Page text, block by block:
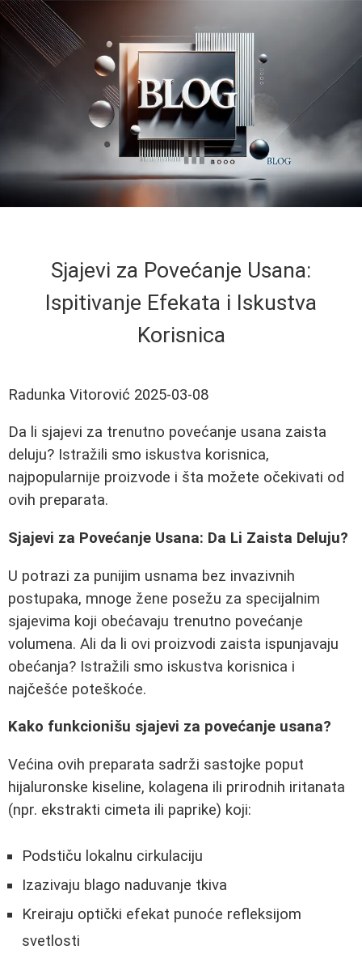
Sjajevi za Povećanje Usana:
Ispitivanje Efekata i Iskustva
Korisnica
Radunka Vitorović 2025-03-08
Da li sjajevi za trenutno povećanje usana zaista
deluju? Istražili smo iskustva korisnica,
najpopularnije proizvode i šta možete očekivati od
ovih preparata.
Sjajevi za Povećanje Usana: Da Li Zaista Deluju?
U potrazi za punijim usnama bez invazivnih
postupaka, mnoge žene posežu za specijalnim
sjajevima koji obećavaju trenutno povećanje
volumena. Ali da li ovi proizvodi zaista ispunjavaju
obećanja? Istražili smo iskustva korisnica i
najčešće poteškoće.
Kako funkcionišu sjajevi za povećanje usana?
Većina ovih preparata sadrži sastojke poput
hijaluronske kiseline, kolagena ili prirodnih iritanata
(npr. ekstrakti cimeta ili paprike) koji:
Podstiču lokalnu cirkulaciju
Izazivaju blago naduvanje tkiva
Kreiraju optički efekat punoće refleksijom
svetlosti